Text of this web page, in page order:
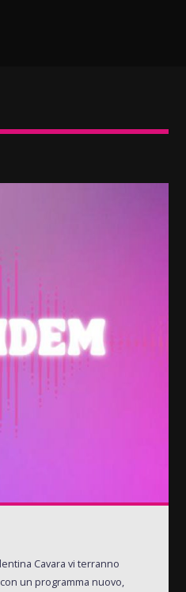
Cavara vi terranno
un programma nuovo,